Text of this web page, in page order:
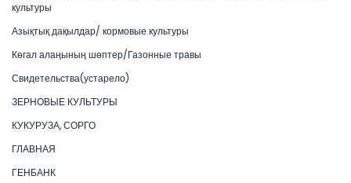
культуры
Азықтық дақылдар/ кормовые культуры
Көгал алаңының шөптер/Газонные травы
Свидетельства(устарело)
ЗЕРНОВЫЕ КУЛЬТУРЫ
КУКУРУЗА, СОРГО
ГЛАВНАЯ
ГЕНБАНК